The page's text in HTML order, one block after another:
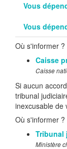
Vous
Vous
Où s'informer ?
Caisse
Caisse
Si aucun
tribunal
inexcusable de
Où s'informer ?
Tribunal
Ministère